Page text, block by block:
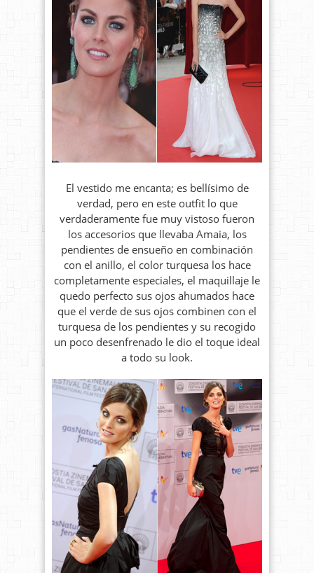
El vestido me encanta; es bellísimo de
verdad, pero en este outfit lo que
verdaderamente fue muy vistoso fueron
los accesorios que llevaba Amaia, los
pendientes de ensueño en combinación
con el anillo, el color turquesa los hace
completamente especiales, el maquillaje le
quedo perfecto sus ojos ahumados hace
que el verde de sus ojos combinen con el
turquesa de los pendientes y su recogido
un poco desenfrenado le dio el toque ideal
a todo su look.